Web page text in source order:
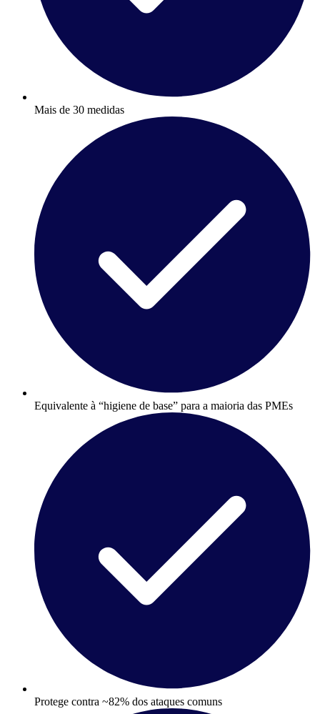
Mais de 30 medidas
Equivalente à “higiene de base” para a maioria das PMEs
Protege contra ~82% dos ataques comuns